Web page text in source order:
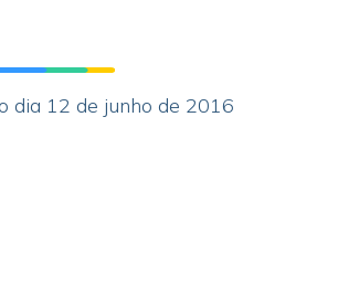
dia 12 de junho de 2016